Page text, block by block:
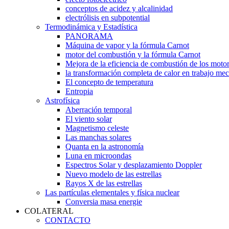
conceptos de acidez y alcalinidad
electrólisis en subpotential
Termodinámica y Estadística
PANORAMA
Máquina de vapor y la fórmula Carnot
motor del combustión y la fórmula Carnot
Mejora de la eficiencia de combustión de los
la transformación completa de calor en trabajo
El concepto de temperatura
Entropia
Astrofísica
Aberración temporal
El viento solar
Magnetismo celeste
Las manchas solares
Quanta en la astronomía
Luna en microondas
Espectros Solar y desplazamiento Doppler
Nuevo modelo de las estrellas
Rayos X de las estrellas
Las partículas elementales y física nuclear
Conversia masa energie
COLATERAL
CONTACTO